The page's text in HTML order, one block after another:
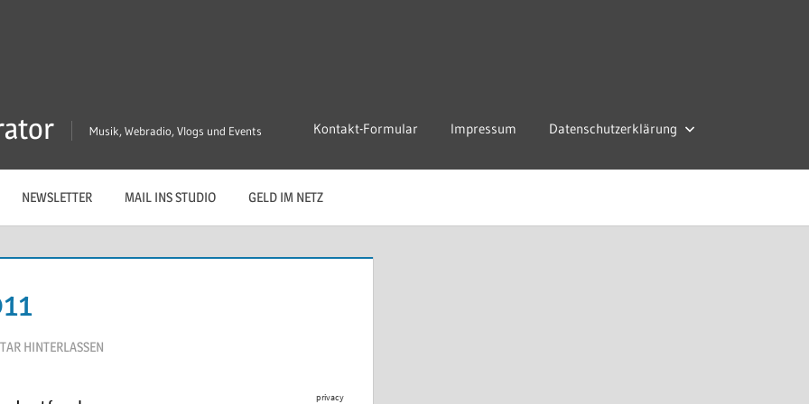
Musik, Webradio, Vlogs und Events Kontakt-Formular Impressum Datenschutzerklärung
NEWSLETTER MAIL INS STUDIO GELD IM NETZ
HINTERLASSEN